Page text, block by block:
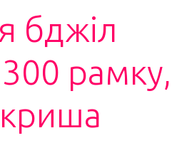
бджіл
рамку,